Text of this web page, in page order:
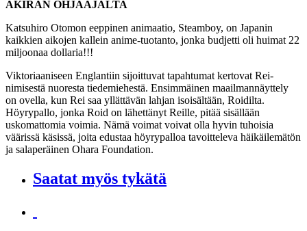
AKIRAN OHJAAJALTA
Katsuhiro Otomon eeppinen animaatio, Steamboy, on Japanin
kaikkien aikojen kallein anime-tuotanto, jonka budjetti oli huimat 22
miljoonaa dollaria!!!
Viktoriaaniseen Englantiin sijoittuvat tapahtumat kertovat Rei-
nimisestä nuoresta tiedemiehestä. Ensimmäinen maailmannäyttely
on ovella, kun Rei saa yllättävän lahjan isoisältään, Roidilta.
Höyrypallo, jonka Roid on lähettänyt Reille, pitää sisällään
uskomattomia voimia. Nämä voimat voivat olla hyvin tuhoisia
väärissä käsissä, joita edustaa höyrypalloa tavoitteleva häikäilemätön
ja salaperäinen Ohara Foundation.
Saatat myös tykätä